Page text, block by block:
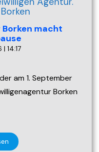
macht
14:17
am 1. September
Borken